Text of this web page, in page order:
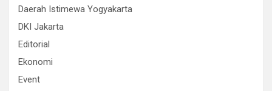
Daerah Istimewa Yogyakarta
DKI Jakarta
Editorial
Ekonomi
Event